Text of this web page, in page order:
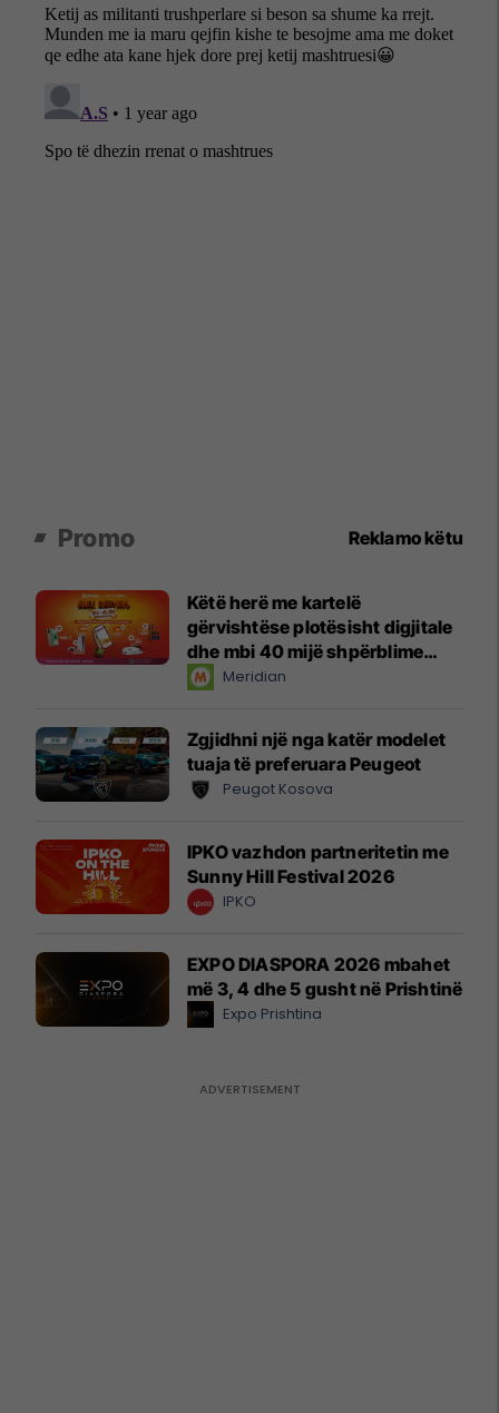
Promo Reklamo këtu
Këtë herë me kartelë
gërvishtëse plotësisht digjitale
dhe mbi 40 mijë shpërblime
instant!Meridian
Zgjidhni një nga katër modelet
tuaja të preferuara Peugeot
Peugot Kosova
IPKO vazhdon partneritetin me
Sunny Hill Festival 2026
IPKO
EXPO DIASPORA 2026 mbahet
më 3, 4 dhe 5 gusht në Prishtinë
Expo Prishtina